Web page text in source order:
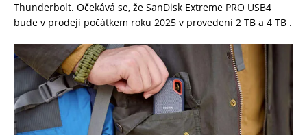
Thunderbolt. Očekává se, že SanDisk Extreme PRO USB4
bude v prodeji počátkem roku 2025 v provedení 2 TB a 4 TB .